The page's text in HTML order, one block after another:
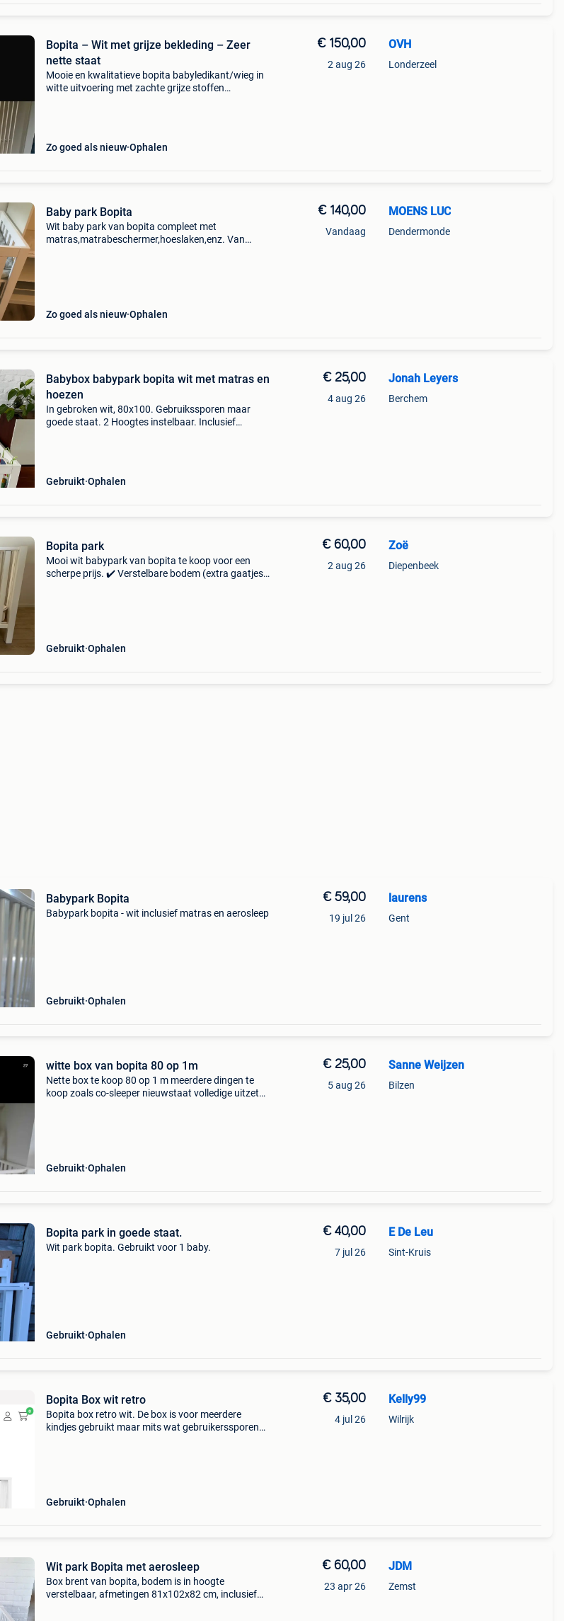
Bopita – Wit met grijze bekleding – Zeer
nette staat
Mooie en kwalitatieve bopita babyledikant/wieg in
witte uitvoering met zachte grijze stoffen
Zo goed als nieuw Ophalen
€ 150,00
2 aug 26
OVH
Londerzeel
Baby park Bopita
Wit baby park van bopita compleet met
matras,matrabeschermer,hoeslaken,enz. Van
Zo goed als nieuw Ophalen
€ 140,00
Vandaag
MOENS LUC
Dendermonde
Babybox babypark bopita wit met matras en
hoezen
In gebroken wit, 80x100. Gebruikssporen maar
goede staat. 2 Hoogtes instelbaar. Inclusief
Gebruikt Ophalen
€ 25,00
4 aug 26
Jonah Leyers
Berchem
Bopita park
Mooi wit babypark van bopita te koop voor een
scherpe prijs. ✔️ Verstelbare bodem (extra gaatjes
Gebruikt Ophalen
€ 60,00
2 aug 26
Zoë
Diepenbeek
Babypark Bopita
Babypark bopita - wit inclusief matras en aerosleep
Gebruikt Ophalen
€ 59,00
19 jul 26
laurens
Gent
witte box van bopita 80 op 1m
Nette box te koop 80 op 1 m meerdere dingen te
koop zoals co-sleeper nieuwstaat volledige uitzet
Gebruikt Ophalen
€ 25,00
5 aug 26
Sanne Weijzen
Bilzen
Bopita park in goede staat.
Wit park bopita. Gebruikt voor 1 baby.
Gebruikt Ophalen
€ 40,00
7 jul 26
E De Leu
Sint-Kruis
Bopita Box wit retro
Bopita box retro wit. De box is voor meerdere
kindjes gebruikt maar mits wat gebruikerssporen
Gebruikt Ophalen
€ 35,00
4 jul 26
Kelly99
Wilrijk
Wit park Bopita met aerosleep
Box brent van bopita, bodem is in hoogte
verstelbaar, afmetingen 81x102x82 cm, inclusief
€ 60,00
23 apr 26
JDM
Zemst